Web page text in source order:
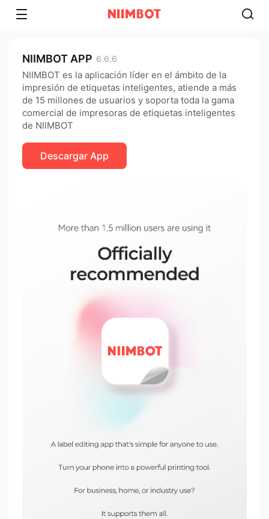
NIIMBOT APP 6.6.6
NIIMBOT es la aplicación líder en el ámbito de la
impresión de etiquetas inteligentes, atiende a más
de 15 millones de usuarios y soporta toda la gama
comercial de impresoras de etiquetas inteligentes
de NIIMBOT
Descargar App​